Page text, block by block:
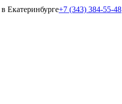
Екатеринбурге+7 (343) 384-55-48